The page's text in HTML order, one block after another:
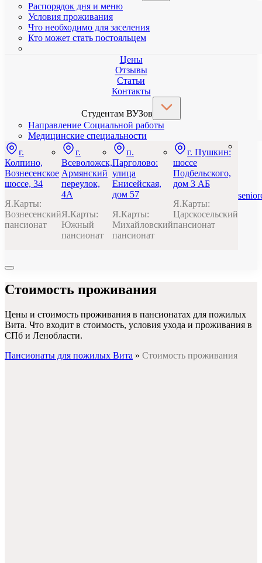
Распорядок дня и меню
Условия проживания
Что необходимо для заселения
Кто может стать постояльцем
Цены
Отзывы
Статьи
Контакты
Студентам ВУЗов
Направление Социальной работы
Медицинские специальности
г.
Колпино,
Вознесенское
шоссе, 34
Я.Карты:
Вознесенский
пансионат
г.
Всеволожск,
Армянский
переулок,
4А
Я.Карты:
Южный
пансионат
п.
Парголово:
улица
Енисейская,
дом 57
Я.Карты:
Михайловский
пансионат
г. Пушкин:
шоссе
Подбельского,
дом 3 АБ
Я.Карты:
Царскосельский
пансионат
Стоимость проживания
Цены и стоимость проживания в пансионатах для пожилых
Вита. Что входит в стоимость, условия ухода и проживания в
СПб и Ленобласти.
Пансионаты для пожилых Вита » Стоимость проживания